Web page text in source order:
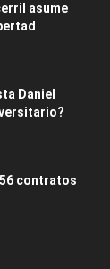
asume
Daniel
contratos